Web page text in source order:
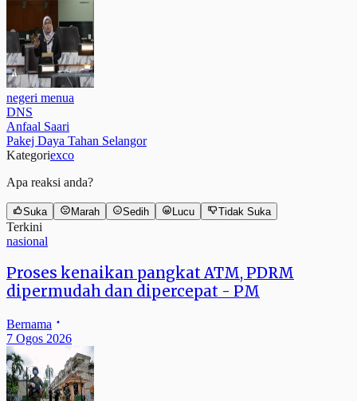
negeri menua
DNS
Anfaal Saari
Pakej Daya Tahan Selangor
Kategoriexco
Apa reaksi anda?
Suka Marah Sedih Lucu Tidak Suka
Terkini
nasional
Proses kenaikan pangkat ATM, PDRM
dipermudah dan dipercepat - PM
Bernama
7 Ogos 2026